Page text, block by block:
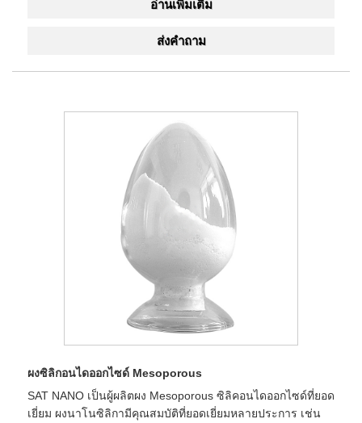
อ่านเพิ่มเติม
ส่งคำถาม
ผงซิลิกอนไดออกไซด์ Mesoporous
SAT NANO เป็นผู้ผลิตผง Mesoporous ซิลิคอนไดออกไซด์ที่ยอด
เยี่ยม ผงนาโนซิลิกามีคุณสมบัติที่ยอดเยี่ยมหลายประการ เช่น